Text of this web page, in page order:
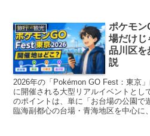
旅行・観光
ポケモン
場だけじ
品川区を
説
2026年の「Pokémon GO Fest：東京
に開催される大型リアルイベントとし
のポイントは、単に「お台場の公園で
臨海副都心の台場・青海地区を中心に